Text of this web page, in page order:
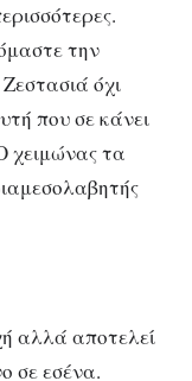
την
όχι
που σε κάνει
χειμώνας τα
αλλά αποτελεί
σε εσένα.